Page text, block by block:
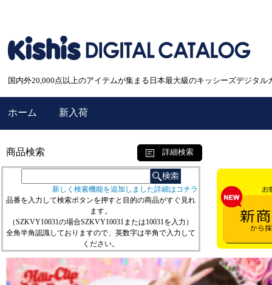
国内外20,000点以上のアイテムが集まる日本最大級のキッシーズデジタル
ホーム 新入荷
商品検索 詳細検索
新しく検索機能を追加しました詳細はコチラ
品番を入力して検索ボタンを押すと目的の商品がすぐ見れ
ます。
（SZKVY10031の場合SZKVY10031または10031を入力）
全角半角認識しておりますので、英数字は半角で入力して
ください。